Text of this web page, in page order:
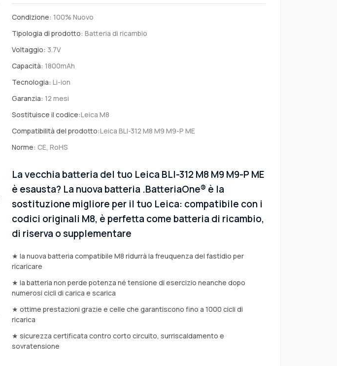
Condizione: 100% Nuovo
Tipologia di prodotto: Batteria di ricambio
Voltaggio: 3.7V
Capacità: 1800mAh
Tecnologia: Li-ion
Garanzia: 12 mesi
Sostituisce il codice:Leica M8
Compatibilità del prodotto:Leica BLI-312 M8 M9 M9-P ME
Norme: CE, RoHS
La vecchia batteria del tuo Leica BLI-312 M8 M9 M9-P ME
è esausta? La nuova batteria .BatteriaOne® è la
sostituzione migliore per il tuo Leica: compatibile con i
codici originali M8, è perfetta come batteria di ricambio,
di riserva o supplementare
★ la nuova batteria compatibile M8 ridurrà la freuquenza del fastidio per
ricaricare
★ la batteria non perde potenza né tensione di esercizio neanche dopo
numerosi cicli di carica e scarica
★ ottime prestazioni grazie e celle che garantiscono fino a 1000 cicli di
ricarica
★ sicurezza certificata contro corto circuito, surriscaldamento e
sovratensione